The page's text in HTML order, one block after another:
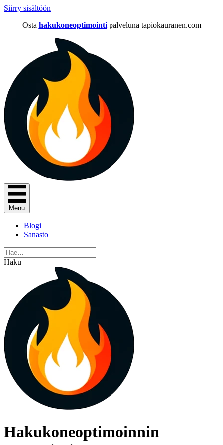
Siirry sisältöön
Osta hakukoneoptimointi palveluna tapiokauranen.com
Menu
Blogi
Sanasto
Haku
Hakukoneoptimoinnin